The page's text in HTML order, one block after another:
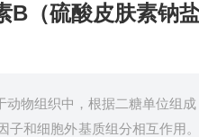
（硫酸皮肤素钠盐
动物组织中，根据二糖单位组
子和细胞外基质组分相互作用